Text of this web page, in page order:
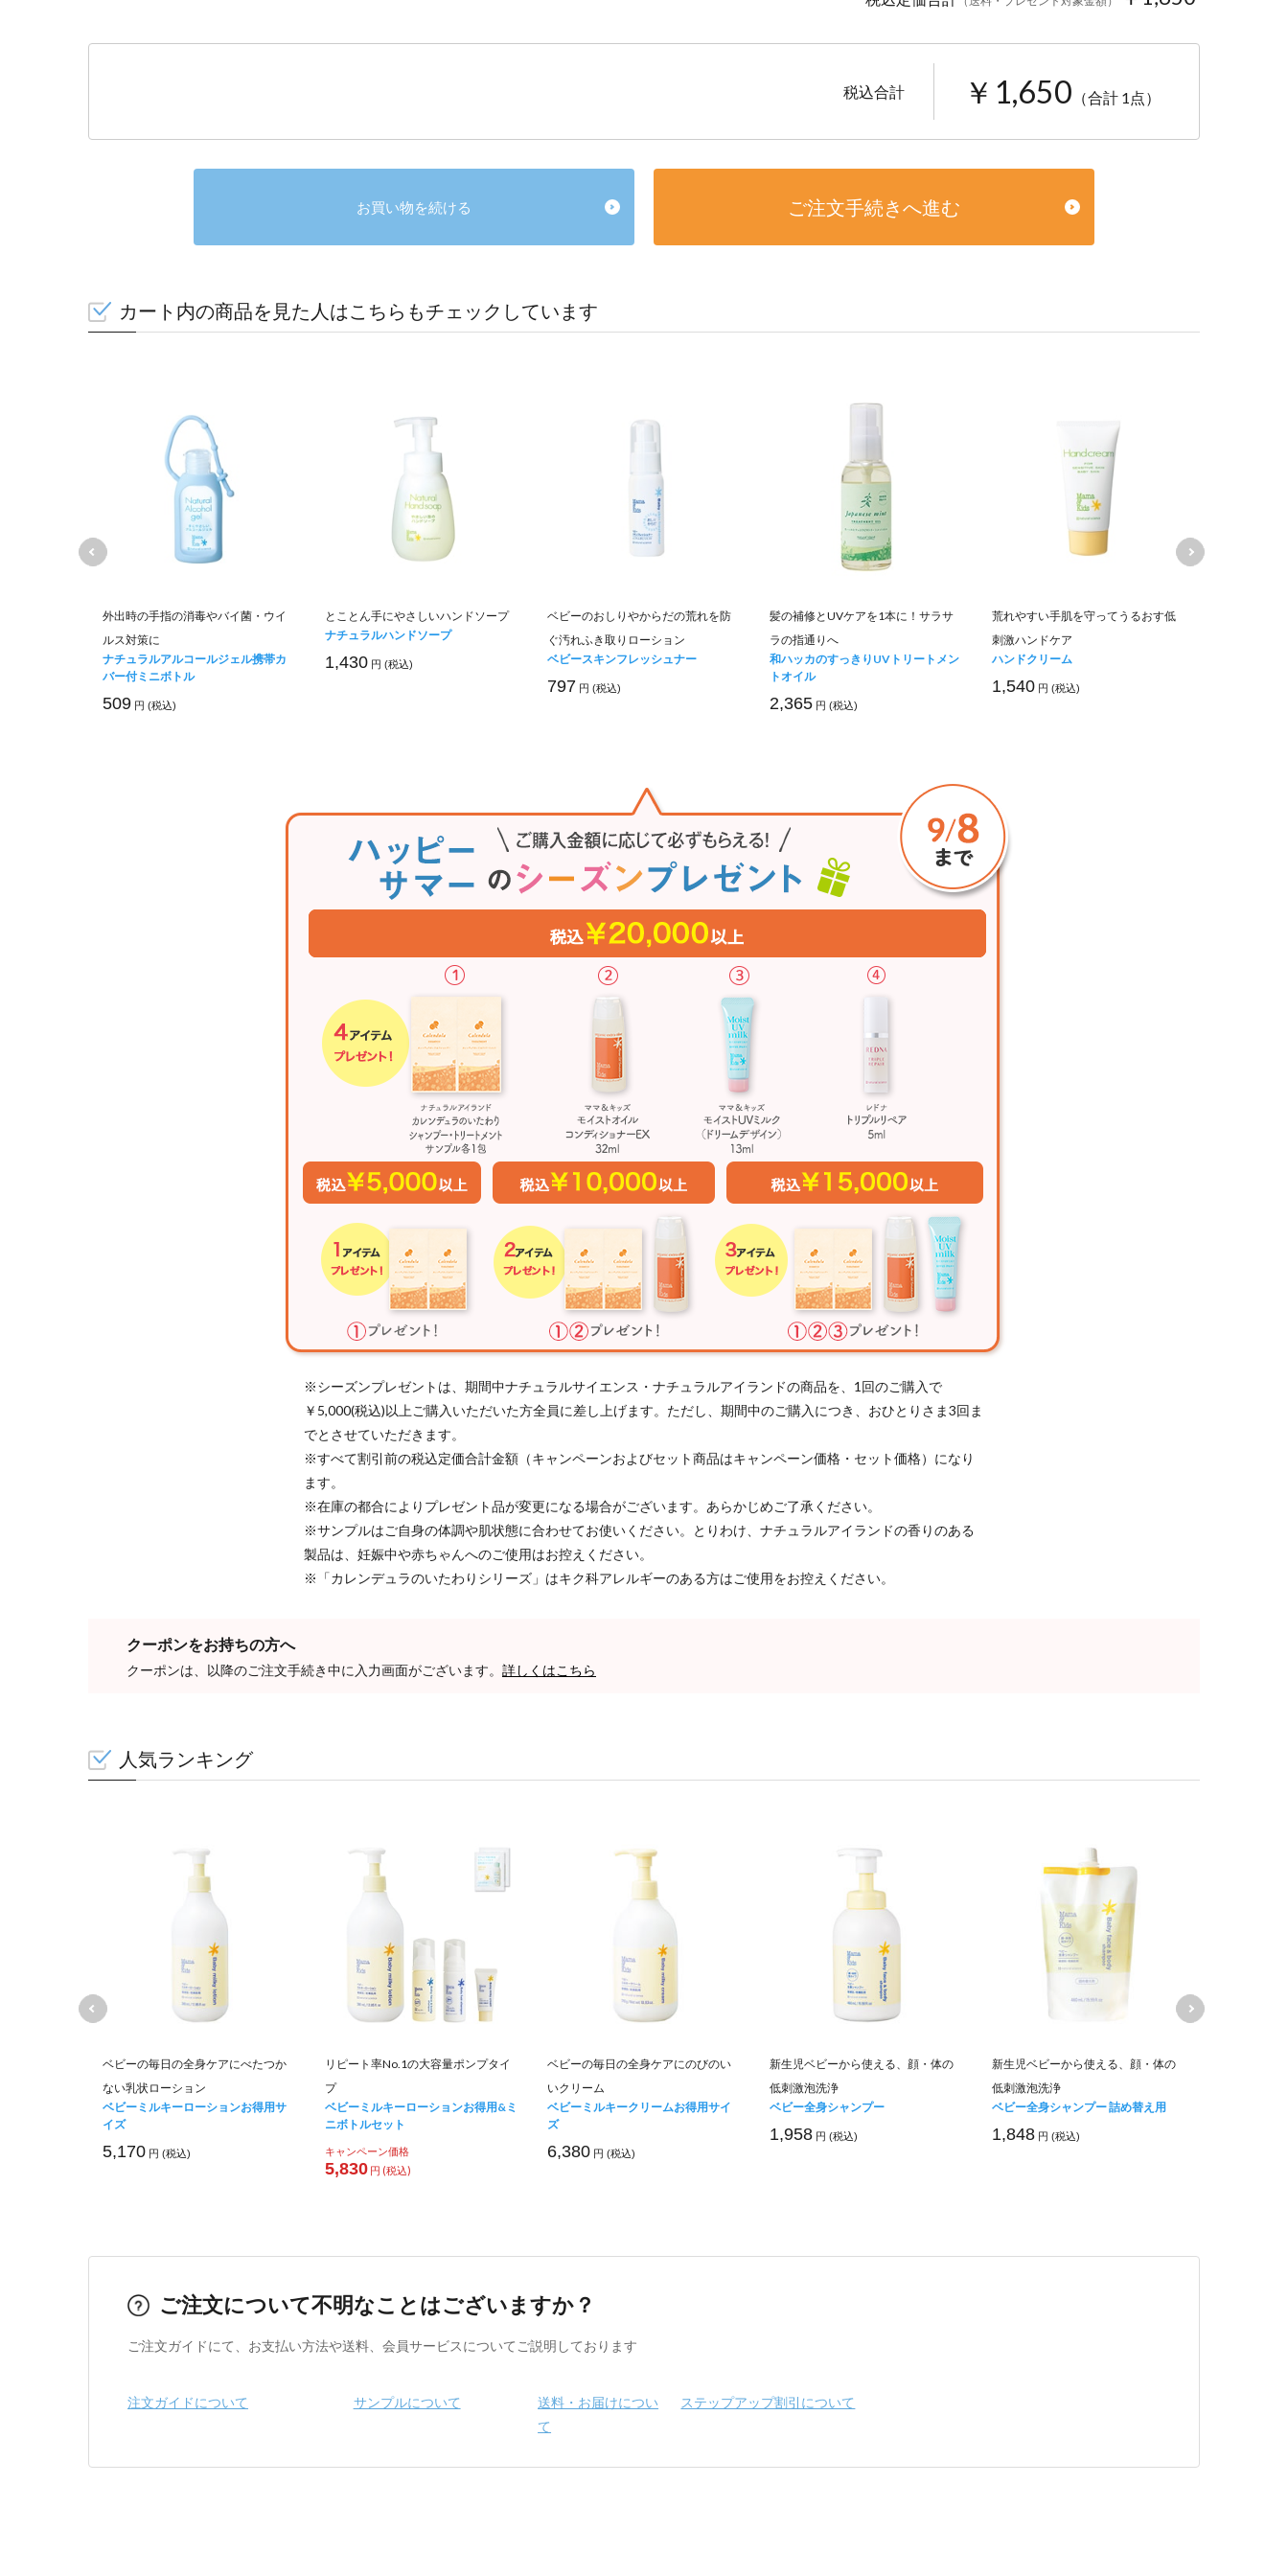
税込合計 ￥1,650 （合計 1点）
お買い物を続ける ご注文手続きへ進む
カート内の商品を見た人はこちらもチェックしています
外出時の手指の消毒やバイ菌・ウイ
ルス対策に
ナチュラルアルコールジェル携帯カ
バー付ミニボトル
509 円 (税込)
とことん手にやさしいハンドソープ
ナチュラルハンドソープ
1,430 円 (税込)
ベビーのおしりやからだの荒れを防
ぐ汚れふき取りローション
ベビースキンフレッシュナー
797 円 (税込)
髪の補修とUVケアを1本に！サラサ
ラの指通りへ
和ハッカのすっきりUVトリートメン
トオイル
2,365 円 (税込)
荒れやすい手肌を守ってうるおす低
刺激ハンドケア
ハンドクリーム
1,540 円 (税込)
※シーズンプレゼントは、期間中ナチュラルサイエンス・ナチュラルアイランドの商品を、1回のご購入で
￥5,000(税込)以上ご購入いただいた方全員に差し上げます。ただし、期間中のご購入につき、おひとりさま3回ま
でとさせていただきます。
※すべて割引前の税込定価合計金額（キャンペーンおよびセット商品はキャンペーン価格・セット価格）になり
ます。
※在庫の都合によりプレゼント品が変更になる場合がございます。あらかじめご了承ください。
※サンプルはご自身の体調や肌状態に合わせてお使いください。とりわけ、ナチュラルアイランドの香りのある
製品は、妊娠中や赤ちゃんへのご使用はお控えください。
※「カレンデュラのいたわりシリーズ」はキク科アレルギーのある方はご使用をお控えください。
クーポンをお持ちの方へ
クーポンは、以降のご注文手続き中に入力画面がございます。 詳しくはこちら
人気ランキング
ベビーの毎日の全身ケアにべたつか
ない乳状ローション
ベビーミルキーローションお得用サ
イズ
5,170 円 (税込)
リピート率No.1の大容量ポンプタイ
プ
ベビーミルキーローションお得用&ミ
ニボトルセット
キャンペーン価格
5,830 円 (税込)
ベビーの毎日の全身ケアにのびのい
いクリーム
ベビーミルキークリームお得用サイ
ズ
6,380 円 (税込)
新生児ベビーから使える、顔・体の
低刺激泡洗浄
ベビー全身シャンプー
1,958 円 (税込)
新生児ベビーから使える、顔・体の
低刺激泡洗浄
ベビー全身シャンプー 詰め替え用
1,848 円 (税込)
ご注文について不明なことはございますか？
ご注文ガイドにて、お支払い方法や送料、会員サービスについてご説明しております
注文ガイドについて サンプルについて
送料・お届けについ
て
ステップアップ割引について